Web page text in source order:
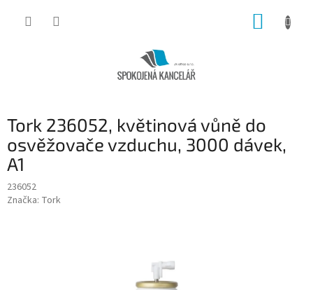
Tork 236052, květinová vůně do
osvěžovače vzduchu, 3000 dávek,
A1
236052
Značka: Tork